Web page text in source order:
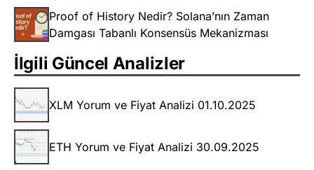
Proof of History Nedir? Solana’nın Zaman
Damgası Tabanlı Konsensüs Mekanizması
İlgili Güncel Analizler
XLM Yorum ve Fiyat Analizi 01.10.2025
ETH Yorum ve Fiyat Analizi 30.09.2025